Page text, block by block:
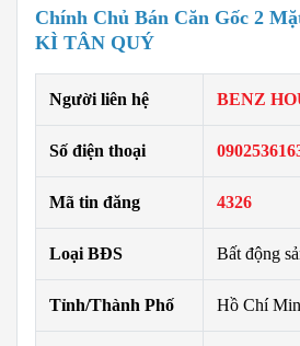
Chính Chủ Bán Căn Gốc 2
KÌ TÂN QUÝ
Người liên hệ BENZ
Số điện thoại
Mã tin đăng 4326
Loại BĐS Bất động
Tỉnh/Thành Phố Hồ Chí